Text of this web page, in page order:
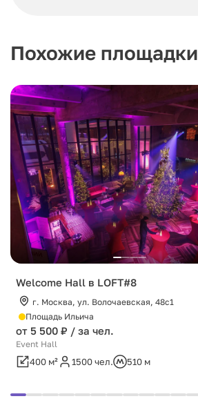
Похожие площадки
Welcome Hall в LOFT#8
г. Москва, ул. Волочаевская, 48с1
Площадь Ильича
от 5 500 ₽ / за чел.
Event Hall
400 м² 1500 чел. 510 м